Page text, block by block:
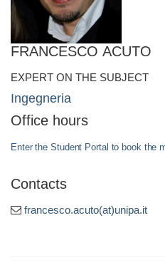
FRANCESCO ACUTO
EXPERT ON THE SUBJECT
Ingegneria
Office hours
Enter the Student Portal to book the
Contacts
francesco.acuto(at)unipa.it